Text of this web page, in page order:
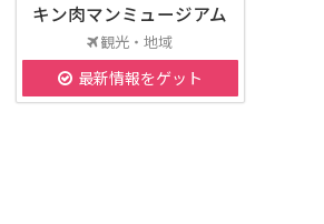
キン肉マンミュージアム
観光・地域
最新情報をゲット